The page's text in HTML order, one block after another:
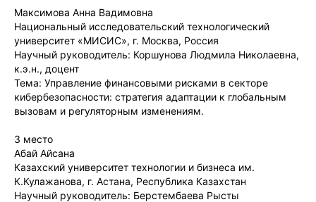
Максимова Анна Вадимовна
Национальный исследовательский технологический
университет «МИСИС», г. Москва, Россия
Научный руководитель: Коршунова Людмила Николаевна,
к.э.н., доцент
Тема: Управление финансовыми рисками в секторе
кибербезопасности: стратегия адаптации к глобальным
вызовам и регуляторным изменениям.
3 место
Абай Айсана
Казахский университет технологии и бизнеса им.
К.Кулажанова, г. Астана, Республика Казахстан
Научный руководитель: Берстембаева Рысты